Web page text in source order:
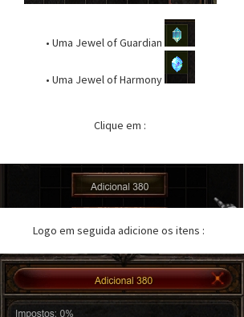
• Uma Jewel of Guardian
• Uma Jewel of Harmony
Clique em :
Logo em seguida adicione os itens :